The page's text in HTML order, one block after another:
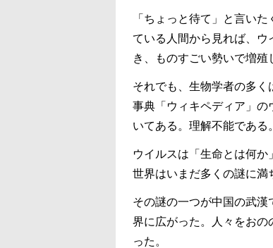
「ちょっと待て」と言い
ている人間から見れば、
き、ものすごい勢いで増殖
それでも、生物学者の多
事典「ウィキペディア」
いてある。理解不能である。
ウイルスは「生命とは何か
世界はいまだ多くの謎に満
その謎の一つが中国の武
界に広がった。人々をおの
った。